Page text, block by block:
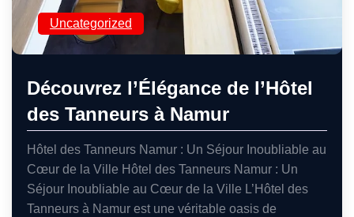
Uncategorized
Découvrez l’Élégance de l’Hôtel
des Tanneurs à Namur
Hôtel des Tanneurs Namur : Un Séjour Inoubliable au
Cœur de la Ville Hôtel des Tanneurs Namur : Un
Séjour Inoubliable au Cœur de la Ville L’Hôtel des
Tanneurs à Namur est une véritable oasis de